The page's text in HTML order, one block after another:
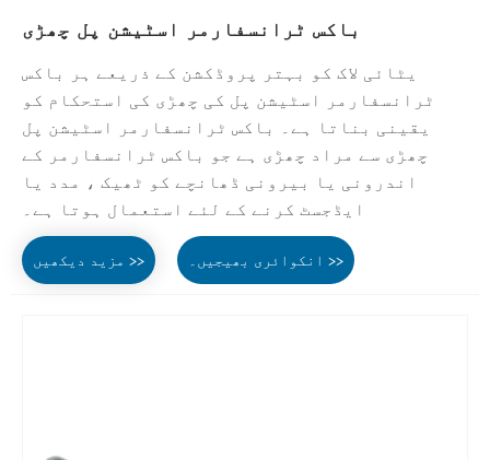
باکس ٹرانسفارمر اسٹیشن پل چھڑی
یٹائی لاک کو بہتر پروڈکشن کے ذریعے ہر باکس
ٹرانسفارمر اسٹیشن پل کی چھڑی کی استحکام کو
یقینی بناتا ہے۔ باکس ٹرانسفارمر اسٹیشن پل
چھڑی سے مراد چھڑی ہے جو باکس ٹرانسفارمر کے
اندرونی یا بیرونی ڈھانچے کو ٹھیک ، مدد یا
ایڈجسٹ کرنے کے لئے استعمال ہوتا ہے۔
مزید دیکھیں >> انکوائری بھیجیں۔ >>